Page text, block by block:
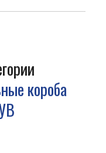
короба